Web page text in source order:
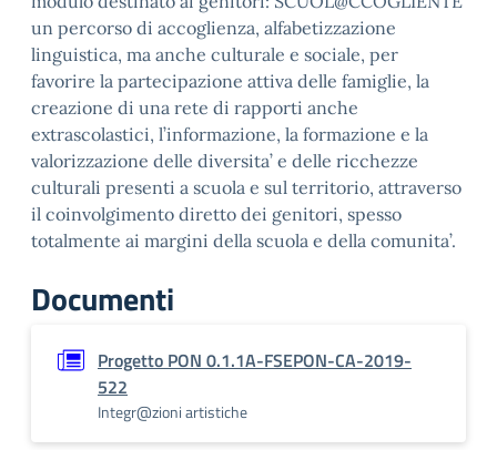
un percorso di accoglienza, alfabetizzazione
linguistica, ma anche culturale e sociale, per
favorire la partecipazione attiva delle famiglie, la
creazione di una rete di rapporti anche
extrascolastici, l’informazione, la formazione e la
valorizzazione delle diversita’ e delle ricchezze
culturali presenti a scuola e sul territorio, attraverso
il coinvolgimento diretto dei genitori, spesso
totalmente ai margini della scuola e della comunita’.
Documenti
Progetto PON 0.1.1A-FSEPON-CA-2019-
522
Integr@zioni artistiche